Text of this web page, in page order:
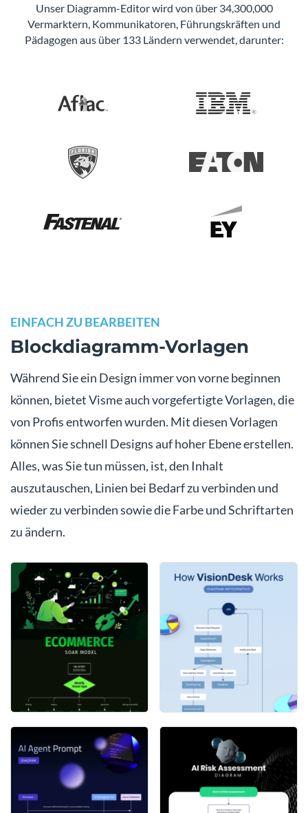
Unser Diagramm-Editor wird von über 34,300,000
Vermarktern, Kommunikatoren, Führungskräften und
Pädagogen aus über 133 Ländern verwendet, darunter:
EINFACH ZU BEARBEITEN
Blockdiagramm-Vorlagen
Während Sie ein Design immer von vorne beginnen
können, bietet Visme auch vorgefertigte Vorlagen, die
von Profis entworfen wurden. Mit diesen Vorlagen
können Sie schnell Designs auf hoher Ebene erstellen.
Alles, was Sie tun müssen, ist, den Inhalt
auszutauschen, Linien bei Bedarf zu verbinden und
wieder zu verbinden sowie die Farbe und Schriftarten
zu ändern.